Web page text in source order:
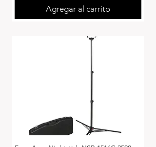
Agregar al carrito